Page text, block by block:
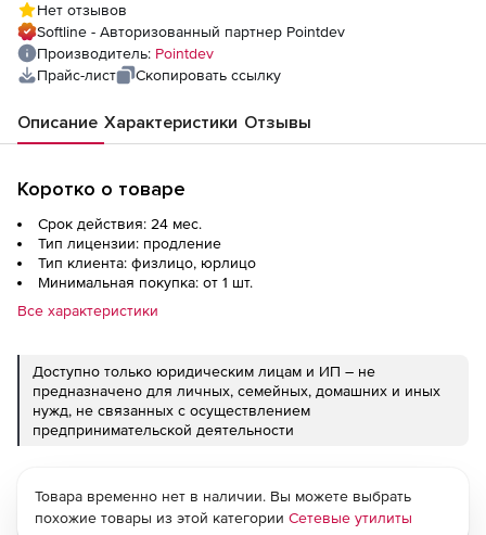
Нет отзывов
Softline - Авторизованный партнер Pointdev
Производитель: Pointdev
Прайс-лист
Скопировать ссылку
Описание Характеристики Отзывы
Коротко о товаре
Срок действия: 24 мес.
Тип лицензии: продление
Тип клиента: физлицо, юрлицо
Минимальная покупка: от 1 шт.
Все характеристики
Доступно только юридическим лицам и ИП – не
предназначено для личных, семейных, домашних и иных
нужд, не связанных с осуществлением
предпринимательской деятельности
Товара временно нет в наличии. Вы можете выбрать
похожие товары из этой категории Сетевые утилиты